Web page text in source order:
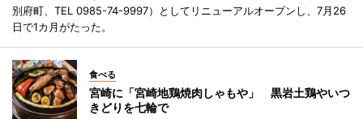
別府町、TEL 0985-74-9997）としてリニューアルオープンし、7月26
日で1カ月がたった。
食べる
宮崎に「宮崎地鶏焼肉しゃもや」 黒岩土鶏やいつ
きどりを七輪で